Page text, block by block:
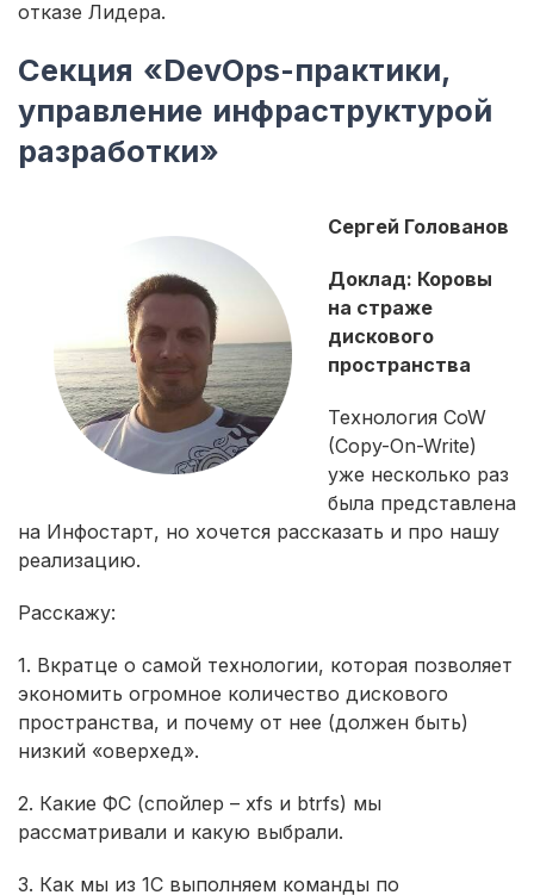
отказе Лидера.
Секция «DevOps-практики,
управление инфраструктурой
разработки»
Сергей Голованов
Доклад: Коровы
на страже
дискового
пространства
Технология CoW
(Copy-On-Write)
уже несколько раз
была представлена
на Инфостарт, но хочется рассказать и про нашу
реализацию.
Расскажу:
1. Вкратце о самой технологии, которая позволяет
экономить огромное количество дискового
пространства, и почему от нее (должен быть)
низкий «оверхед».
2. Какие ФС (спойлер – xfs и btrfs) мы
рассматривали и какую выбрали.
3. Как мы из 1С выполняем команды по